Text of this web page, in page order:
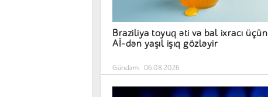
Braziliya toyuq əti və bal ixracı üçün
Aİ-dən yaşıl işıq gözləyir
Gündəm 06.08.2026